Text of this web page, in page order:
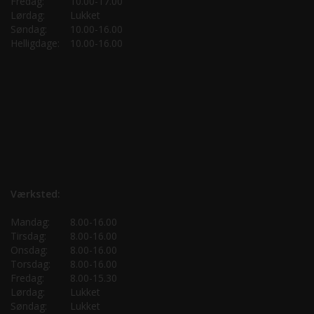
Lørdag:
Lukket
Søndag:
10.00-16.00
Helligdage:
10.00-16.00
Værksted:
Mandag:
8.00-16.00
Tirsdag:
8.00-16.00
Onsdag:
8.00-16.00
Torsdag:
8.00-16.00
Fredag:
8.00-15.30
Lørdag:
Lukket
Søndag:
Lukket